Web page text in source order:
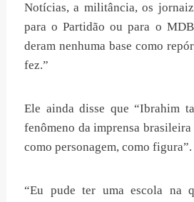
Notícias, a militância, os
para o Partidão ou para o
deram nenhuma base como
fez.”
Ele ainda disse que “Ibrahim
fenômeno da imprensa brasileira
como personagem, como figura”.
“Eu pude ter uma escola na